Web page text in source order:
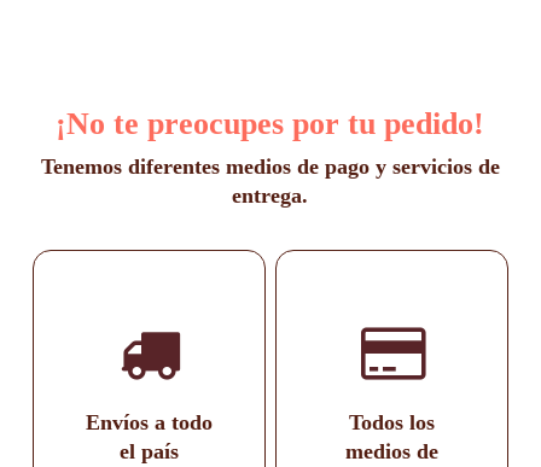
de
producto
¡No te preocupes por tu pedido!
Tenemos diferentes medios de pago y servicios de
entrega.
Envíos a todo
el país
Todos los
medios de